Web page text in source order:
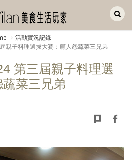
活動實況記錄
親子料理選拔大賽：顧人怨蔬菜三兄弟
第三屆親子料理選
菜三兄弟